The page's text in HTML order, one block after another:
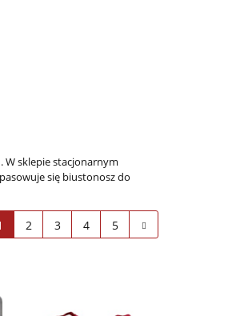
W sklepie stacjonarnym
się biustonosz do
2 3 4 5